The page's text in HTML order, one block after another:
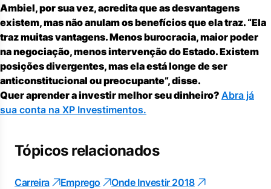
Ambiel, por sua vez, acredita que as desvantagens
existem, mas não anulam os benefícios que ela traz. “Ela
traz muitas vantagens. Menos burocracia, maior poder
na negociação, menos intervenção do Estado. Existem
posições divergentes, mas ela está longe de ser
anticonstitucional ou preocupante”, disse.
Quer aprender a investir melhor seu dinheiro? Abra já
sua conta na XP Investimentos.
Tópicos relacionados
Carreira Emprego
Onde Investir 2018